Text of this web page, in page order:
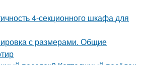
4-секционного шкафа для
с размерами. Общие